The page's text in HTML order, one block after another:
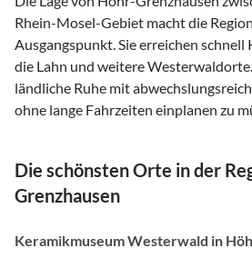
Rhein-Mosel-Gebiet macht die
Ausgangspunkt. Sie erreichen schnell
die Lahn und weitere
ländliche Ruhe mit
ohne lange Fahrzeiten einplanen zu
Die schönsten Orte in der
Grenzhausen
Keramikmuseum Westerwald in